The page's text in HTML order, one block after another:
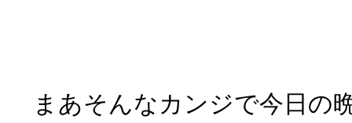
まあそんなカンジで今日の